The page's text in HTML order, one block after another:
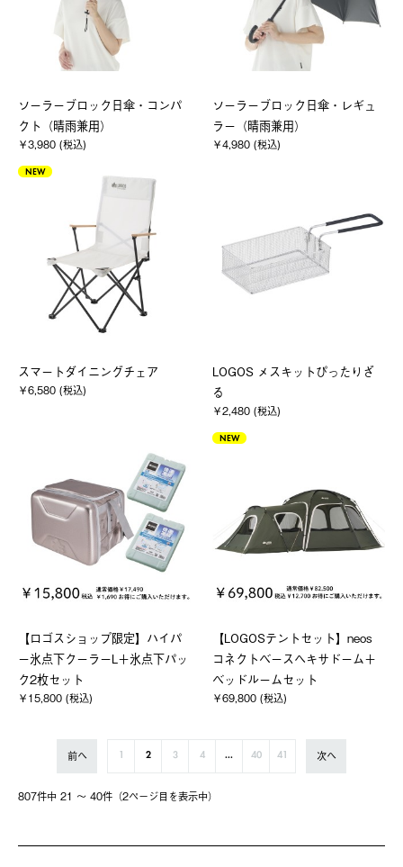
ソーラーブロック日傘・コンパ
クト（晴雨兼用）
￥3,980 (税込)
ソーラーブロック日傘・レギュ
ラー（晴雨兼用）
￥4,980 (税込)
NEW
スマートダイニングチェア
￥6,580 (税込)
LOGOS メスキットぴったりざ
る
￥2,480 (税込)
【ロゴスショップ限定】ハイパ
ー氷点下クーラーL＋氷点下パッ
ク2枚セット
￥15,800 (税込)
NEW
【LOGOSテントセット】neos
コネクトベースヘキサドーム＋
ベッドルームセット
￥69,800 (税込)
807件中 21 〜 40件（2ページ⽬を表⽰中）
前へ 1 2 3 4 ... 40 41 次へ